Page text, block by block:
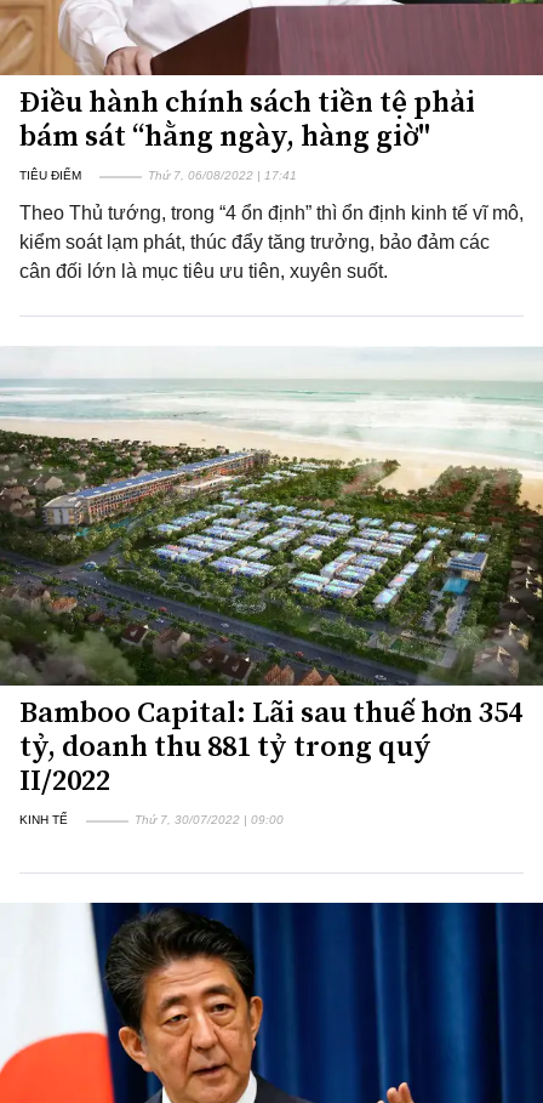
Điều hành chính sách tiền tệ phải
bám sát “hằng ngày, hàng giờ"
TIÊU ĐIỂM Thứ 7, 06/08/2022 | 17:41
Theo Thủ tướng, trong “4 ổn định” thì ổn định kinh tế vĩ mô,
kiểm soát lạm phát, thúc đẩy tăng trưởng, bảo đảm các
cân đối lớn là mục tiêu ưu tiên, xuyên suốt.
Bamboo Capital: Lãi sau thuế hơn 354
tỷ, doanh thu 881 tỷ trong quý
II/2022
KINH TẾ Thứ 7, 30/07/2022 | 09:00